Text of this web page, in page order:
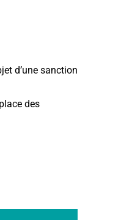
d’une sanction
des